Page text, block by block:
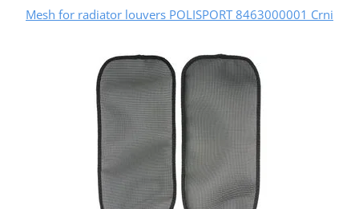
Mesh for radiator louvers POLISPORT 8463000001 Crni